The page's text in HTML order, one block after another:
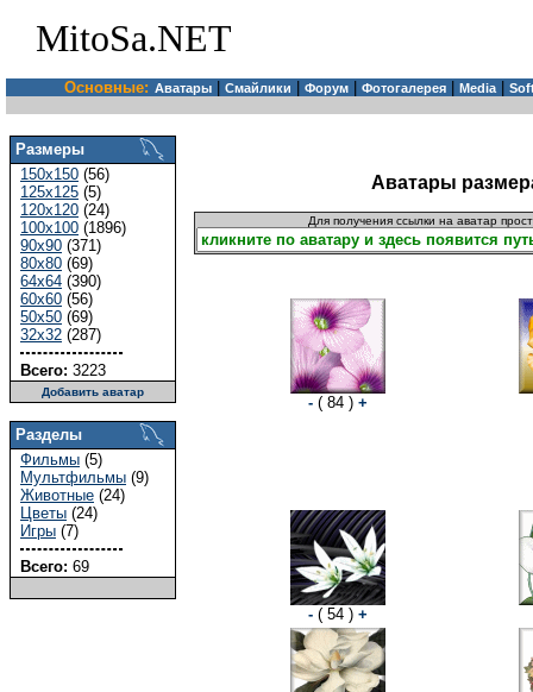
MitoSa.NET
Основные: Аватары Смайлики Форум Фотогалерея Media|
Размеры
150x150 (56)
125x125 (5)
120x120 (24)
100x100 (1896)
90x90 (371)
80x80 (69)
64x64 (390)
60x60 (56)
50x50 (69)
32x32 (287)
Всего: 3223
Добавить аватар
Разделы
Фильмы (5)
Мультфильмы (9)
Животные (24)
Цветы (24)
Игры (7)
Всего: 69
Аватары
Для получения ссылки на аватар
- ( 84 ) +
- ( 54 ) +